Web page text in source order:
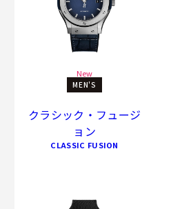
New
MEN'S
クラシック・フュージ
ョン
CLASSIC FUSION